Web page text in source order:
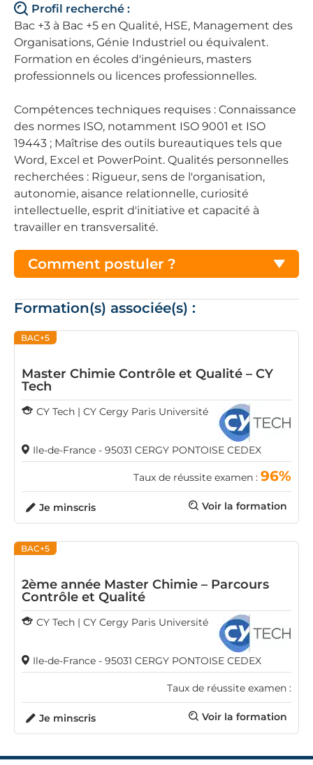
Profil recherché :
Bac +3 à Bac +5 en Qualité, HSE, Management des
Organisations, Génie Industriel ou équivalent.
Formation en écoles d'ingénieurs, masters
professionnels ou licences professionnelles.
Compétences techniques requises : Connaissance
des normes ISO, notamment ISO 9001 et ISO
19443 ; Maîtrise des outils bureautiques tels que
Word, Excel et PowerPoint. Qualités personnelles
recherchées : Rigueur, sens de l'organisation,
autonomie, aisance relationnelle, curiosité
intellectuelle, esprit d'initiative et capacité à
travailler en transversalité.
Comment postuler ?
Formation(s) associée(s) :
BAC+5
Master Chimie Contrôle et Qualité – CY
Tech
CY Tech | CY Cergy Paris Université
Ile-de-France - 95031 CERGY PONTOISE CEDEX
Taux de réussite examen : 96%
Voir la formation
Je minscris
BAC+5
2ème année Master Chimie – Parcours
Contrôle et Qualité
CY Tech | CY Cergy Paris Université
Ile-de-France - 95031 CERGY PONTOISE CEDEX
Taux de réussite examen :
Voir la formation
Je minscris